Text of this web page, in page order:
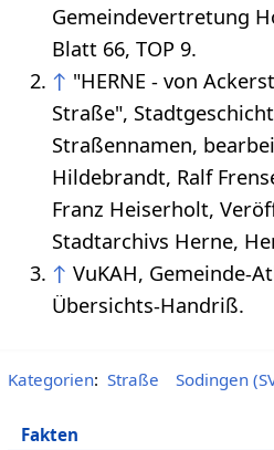
Gemeindevertretung
Blatt 66, TOP 9.
↑ "HERNE - von
Straße",
Straßennamen,
Hildebrandt, Ralf
Franz Heiserholt,
Stadtarchivs Herne,
↑ VuKAH, Gemeinde-
Übersichts-Handriß.
Kategorien: Straße Sodingen
Fakten